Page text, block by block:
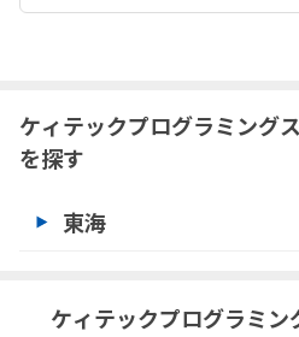
ケィテックプログラミング
を探す
東海
ケィテックプログラミン